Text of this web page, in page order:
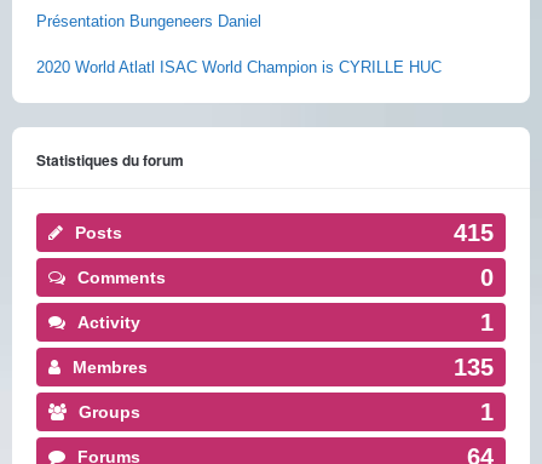
Présentation Bungeneers Daniel
2020 World Atlatl ISAC World Champion is CYRILLE HUC
Statistiques du forum
Posts 415
Comments 0
Activity 1
Membres 135
Groups 1
Forums 64